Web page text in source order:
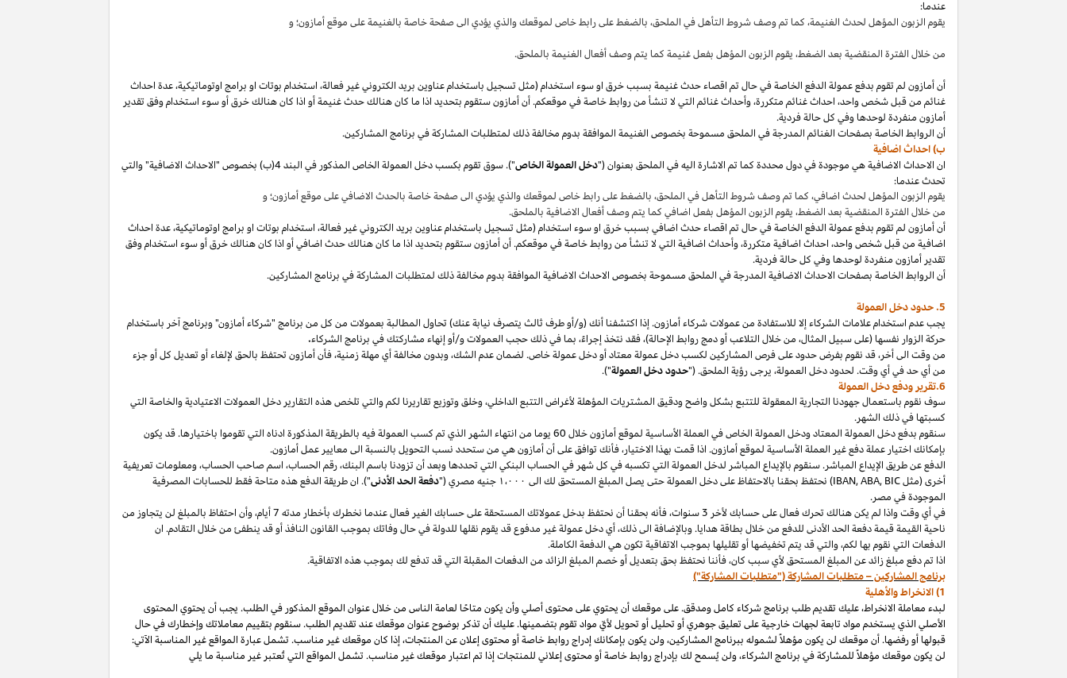
عندما:
يقوم الزبون المؤهل لحدث الغنيمة، كما تم وصف شروط التأهل في الملحق، بالضغط على رابط خاص لموقعك والذي يؤدي الى صفحة خاصة بالغنيمة على موقع أمازون؛ و
من خلال الفترة المنقضية بعد الضغط، يقوم الزبون المؤهل بفعل غنيمة كما يتم وصف أفعال الغنيمة بالملحق.
أن أمازون لم تقوم بدفع عمولة الدفع الخاصة في حال تم اقصاء حدث غنيمة بسبب خرق او سوء استخدام (مثل تسجيل باستخدام عناوين بريد الكتروني غير فعالة، استخدام بوتات او برامج اوتوماتيكية،عدة احداث
غنائم من قبل شخصواحد، احداث غنائم متكررة،وأحداث غنائم التي لا تنشأ من روابط خاصة في موقعكم. أن أمازون ستقوم بتحديد اذا ما كان هنالك حدث غنيمة أو اذا كان هنالك خرق أو سوء استخدام وفق تقدير
أمازون منفردة لوحدها وفي كل حالة فردية.
أن الروابط الخاصة بصفحات الغنائم المدرجة في الملحق مسموحة بخصوص الغنيمة الموافقة بدوم مخالفة ذلك لمتطلبات المشاركة في برنامج المشاركين.
ب) احداث اضافية
ان الاحداث الاضافية هي موجودة في دول محددة كما تم الاشارة اليه في الملحق بعنوان ("دخل العمولة الخاص
"). سوق تقوم بكسب دخل العمولة الخاص المذكور في البند 4(ب) بخصوص "الاحداث الاضافية" والتي
تحدث عندما:
يقوم الزبون المؤهل لحدث اضافي، كما تم وصف شروط التأهل في الملحق، بالضغط على رابط خاص لموقعك والذي يؤدي الى صفحة خاصة بالحدث الاضافي على موقع أمازون؛ و
من خلال الفترة المنقضية بعد الضغط، يقوم الزبون المؤهل بفعل اضافي كما يتم وصف أفعال الاضافية بالملحق.
أن أمازون لم تقوم بدفع عمولة الدفع الخاصة في حال تم اقصاء حدث اضافي بسبب خرق او سوء استخدام (مثل تسجيل باستخدام عناوين بريد الكتروني غيرفعالة، استخدام بوتات او برامج اوتوماتيكية،عدة احداث
اضافية من قبل شخصواحد، احداث اضافية متكررة،وأحداث اضافية التي لا تنشأ من روابط خاصة في موقعكم. أن أمازون ستقوم بتحديد اذا ما كان هنالك حدث اضافي أو اذا كان هنالك خرق أو سوء استخدام وفق
تقدير أمازون منفردة لوحدها وفي كل حالة فردية.
أن الروابط الخاصة بصفحات الاحداث الاضافية المدرجة في الملحق مسموحة بخصوص الاحداث الاضافية الموافقة بدوم مخالفة ذلك لمتطلبات المشاركة في برنامج المشاركين.
5. حدود دخل العمولة
يجب عدم استخدام علامات الشركاء إلا للاستفادة من عمولات شركاء أمازون. إذا اكتشفنا أنك (و/أو طرف ثالث يتصرف نيابة عنك) تحاول المطالبة بعمولات من كل من برنامج "شركاء أمازون" وبرنامج آخر باستخدام
حركة الزوار نفسها (على سبيل المثال، من خلال التلاعب أو دمج روابط الإحالة)، فقد نتخذ إجراءً، بما في ذلك حجب العمولات و/أو إنهاء مشاركتك في برنامج الشركاء.
من وقت الىأخر،قد نقوم بفرض حدود على فرص المشاركين لكسب دخل عمولة معتاد أو دخل عمولة خاص. لضمان عدم الشك،وبدون مخالفة أي مهلةزمنية،فأن أمازون تحتفظ بالحق لإلغاء أو تعديل كل أو جزء
من أي حد في أي وقت. لحدود دخل العمولة، يرجى رؤية الملحق. ("حدود دخل العمولة").
6.تقرير ودفع دخل العمولة
سوف نقوم باستعمال جهودنا التجارية المعقولة للتتبع بشكل واضح ودقيق المشتريات المؤهلة لأغراض التتبع الداخلي،وخلق وتوزيع تقاريرنا لكم والتي تلخص هذه التقارير دخل العمولات الاعتيادية والخاصة التي
كسبتها في ذلك الشهر.
سنقوم بدفع دخل العمولة المعتاد ودخل العمولة الخاص في العملة الأساسية لموقع أمازون خلال 60 يوما من انتهاء الشهر الذي تم كسب العمولة فيه بالطريقة المذكورة ادناه التي تقوموا باختيارها. قد يكون
بإمكانك اختيار عملة دفع غير العملة الأساسية لموقع أمازون. اذا قمت بهذا الاختيار،فأنك توافق على أن أمازون هي من ستحدد نسب التحويل بالنسبة الى معايير عمل أمازون.
الدفع عن طريق الإيداع المباشر. سنقوم بالإيداع المباشر لدخل العمولة التي تكسبه في كل شهر في الحساب البنكي التي تحددها وبعد أن تزودنا باسم البنك،رقم الحساب، اسم صاحب الحساب،ومعلومات تعريفية
أخرى (مثل
IBAN,ABA, BIC ) نحتفظ بحقنا بالاحتفاظ على دخل العمولة حتى يصل المبلغ المستحق لك الى ١٬٠٠٠ جنيه مصري("دفعة الحد الأدنى")
. انطريقة الدفعهذه متاحةفقط للحسابات المصرفية
الموجودةفي مصر.
في أي وقتواذا لم يكن هنالك تحرك فعال على حسابك لأخر 3 سنوات،فأنه بحقنا أن نحتفظ بدخل عمولاتك المستحقة على حسابك الغير فعالعندما نخطرك بأخطار مدته 7 أيام،وأن احتفاظ بالمبلغ لن يتجاوز من
ناحية القيمة قيمة دفعة الحد الأدنى للدفع من خلال بطاقة هدايا. وبالإضافة الىذلك،أي دخل عمولة غير مدفوع قد يقوم نقلها للدولة في حال وفاتك بموجب القانون النافذ أو قد ينطفئ من خلال التقادم. ان
الدفعات التي نقوم بها لكم،والتي قد يتم تخفيضها أو تقليلها بموجب الاتفاقية تكون هي الدفعة الكاملة.
اذا تم دفع مبلغ زائد عن المبلغ المستحق لأي سبب كان،فأننا نحتفظ بحق بتعديل أو خصم المبلغ الزائد من الدفعات المقبلة التي قد تدفع لك بموجب هذه الاتفاقية.
برنامج المشاركين – متطلبات المشاركة ("متطلبات المشاركة")
1) الانخراط والأهلية
لبدء معاملة الانخراط، عليك تقديم طلب برنامج شركاء كامل ومدقق. على موقعك أن يحتوي على محتوى أصلي وأن يكون متاحًا لعامة الناس من خلال عنوان الموقع المذكور في الطلب. يجب أن يحتوي المحتوى
الأصلي الذي يستخدم مواد تابعة لجهات خارجية على تعليق جوهري أو تحليل أو تحويل لأيّ مواد تقوم بتضمينها. عليك أن تذكر بوضوح عنوان موقعك عند تقديم الطلب. سنقوم بتقييم معاملاتك وإخطارك في حال
قبولها أو رفضها. أن موقعك لن يكون مؤهلاً لشموله ببرنامج المشاركين، ولن يكون بإمكانك إدراج روابط خاصة أو محتوى إعلان عن المنتجات، إذا كان موقعك غير مناسب. تشمل عبارة المواقع غير المناسبة الآتي:
لن يكون موقعك مؤهلاً للمشاركة في برنامج الشركاء، ولن يُسمح لك بإدراج روابط خاصة أو محتوى إعلاني للمنتجات إذا تم اعتبار موقعك غير مناسب. تشمل المواقع التي تُعتبر غير مناسبة ما يلي